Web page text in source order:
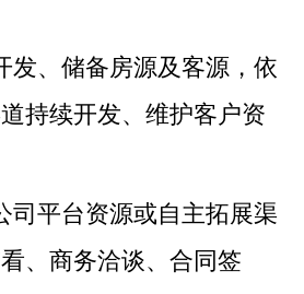
发、储备房源及客源，依
持续开发、维护客户资
司平台资源或自主拓展渠
、商务洽谈、合同签